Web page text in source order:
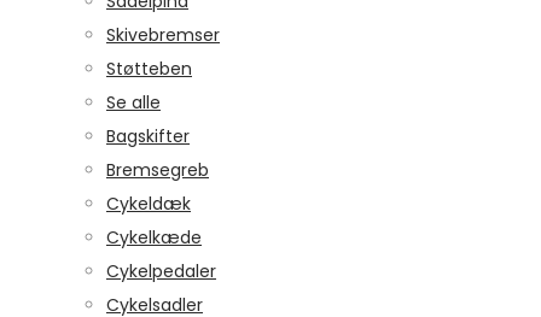
Skivebremser
Støtteben
Se alle
Bagskifter
Bremsegreb
Cykeldæk
Cykelkæde
Cykelpedaler
Cykelsadler